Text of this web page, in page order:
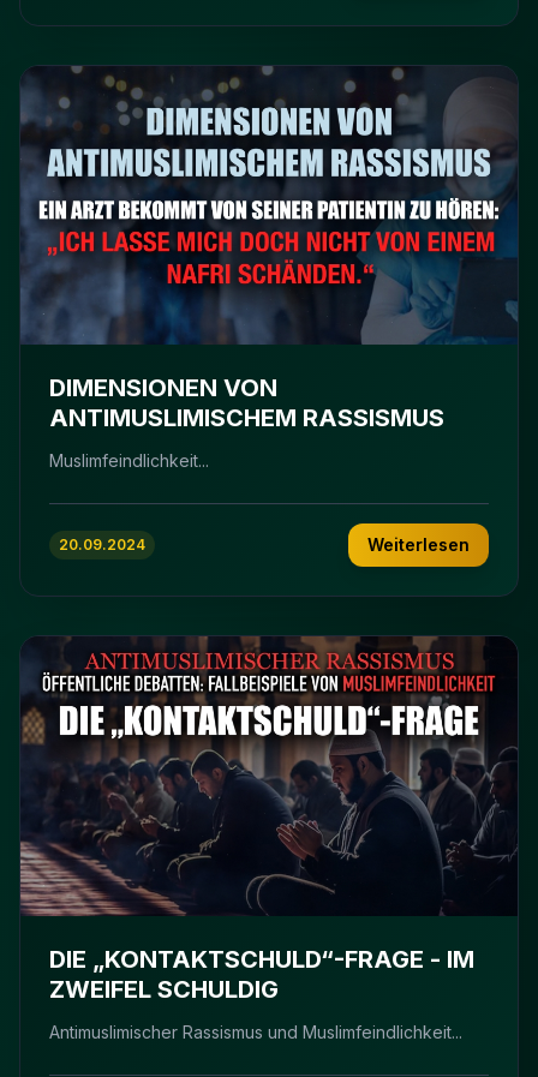
DIMENSIONEN VON
ANTIMUSLIMISCHEM RASSISMUS
Muslimfeindlichkeit...
20.09.2024 Weiterlesen
DIE „KONTAKTSCHULD“-FRAGE - IM
ZWEIFEL SCHULDIG
Antimuslimischer Rassismus und Muslimfeindlichkeit...